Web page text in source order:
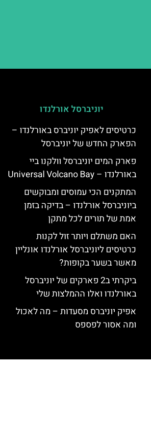
יוניברסל אורלנדו
כרטיסים לאפיק יוניברס באורלנדו –
הפארק החדש של יוניברסל
פארק המים יוניברסל וולקנו ביי
באורלנדו – Universal Volcano Bay
המתקנים הכי עמוסים ומבוקשים
ביוניברסל אורלנדו – בדיקה בזמן
אמת של תורים לכל מתקן
האם משתלם ויותר זול לקנות
כרטיסים ליוניברסל אורלנדו אונליין
מאשר בשער בקופות?
ביקרתי ב2 פארקים של יוניברסל
באורלנדו ואלו ההמלצות שלי
אפיק יוניברס מסעדות – מה לאכול
ומה אסור לפספס